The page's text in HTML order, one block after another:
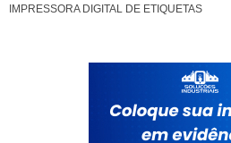
IMPRESSORA DIGITAL DE ETIQUETAS
IMPRESSORA DIGITAL GRANDE FORMATO
IMPRESSORA DIGITAL INDUSTRIAL
IMPRESSORA DIGITAL PARA EMBALAGENS